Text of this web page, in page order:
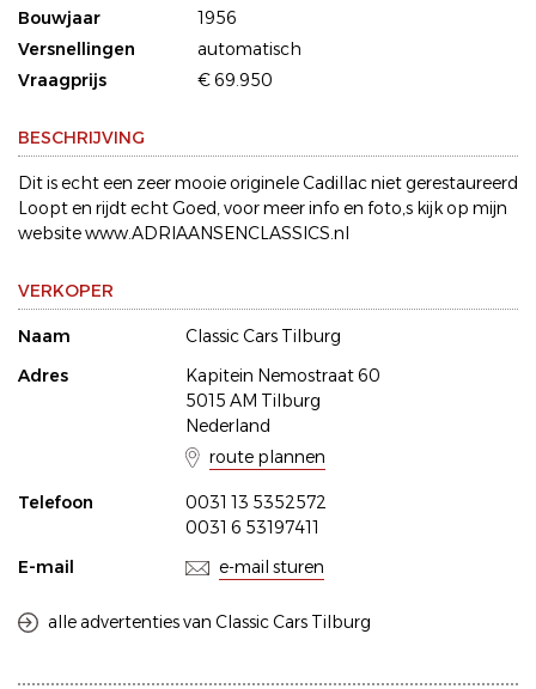
Bouwjaar
1956
Versnellingen
automatisch
Vraagprijs
€ 69.950
BESCHRIJVING
Dit is echt een zeer mooie originele Cadillac niet gerestaureerd
Loopt en rijdt echt Goed, voor meer info en foto,s kijk op mijn
website www.ADRIAANSENCLASSICS.nl
VERKOPER
Naam
Classic Cars Tilburg
Adres
Kapitein Nemostraat 60
5015 AM Tilburg
Nederland
route plannen
Telefoon
0031 13 5352572
0031 6 53197411
E-mail
e-mail sturen
alle advertenties van Classic Cars Tilburg